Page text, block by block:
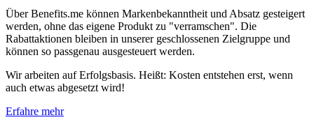
Über Benefits.me können Markenbekanntheit und Absatz gesteigert
werden, ohne das eigene Produkt zu "verramschen". Die
Rabattaktionen bleiben in unserer geschlossenen Zielgruppe und
können so passgenau ausgesteuert werden.
Wir arbeiten auf Erfolgsbasis. Heißt: Kosten entstehen erst, wenn
auch etwas abgesetzt wird!
Erfahre mehr